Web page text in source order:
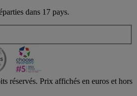
dans 17 pays.
réservés. Prix affichés en euros et hors